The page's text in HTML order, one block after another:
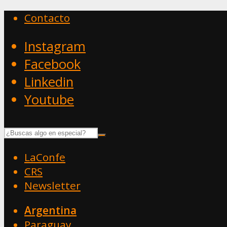
Contacto
Instagram
Facebook
Linkedin
Youtube
LaConfe
CRS
Newsletter
Argentina